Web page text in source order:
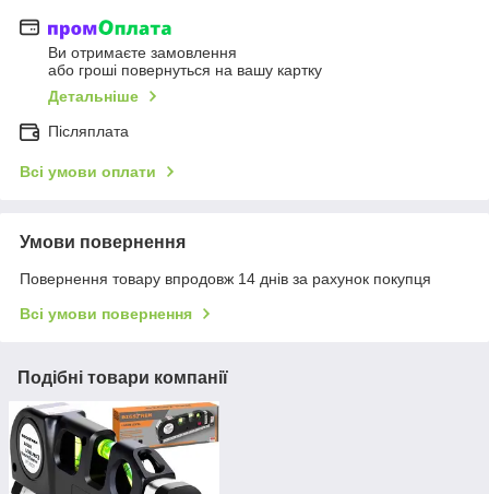
Ви отримаєте замовлення
або гроші повернуться на вашу картку
Детальніше
Післяплата
Всі умови оплати
Умови повернення
Повернення товару впродовж 14 днів за рахунок покупця
Всі умови повернення
Подібні товари компанії